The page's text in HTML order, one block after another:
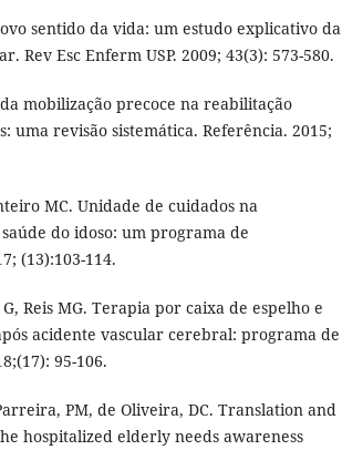
sentido da vida: um estudo explicativo da
Rev Esc Enferm USP. 2009; 43(3): 573-580.
da mobilização precoce na reabilitação
uma revisão sistemática. Referência. 2015;
MC. Unidade de cuidados na
do idoso: um programa de
(13):103-114.
Reis MG. Terapia por caixa de espelho e
acidente vascular cerebral: programa de
95-106.
PM, de Oliveira, DC. Translation and
hospitalized elderly needs awareness